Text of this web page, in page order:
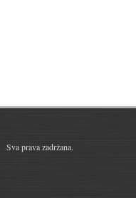
Sva prava zadržana.